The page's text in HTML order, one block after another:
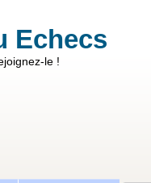
Echecs
le !